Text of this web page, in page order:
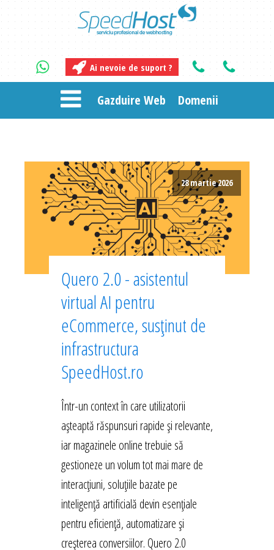
Ai nevoie de suport ?
Gazduire Web Domenii
28 martie 2026
Quero 2.0 - asistentul
virtual AI pentru
eCommerce, susținut de
infrastructura
SpeedHost.ro
Într-un context în care utilizatorii
așteaptă răspunsuri rapide și relevante,
iar magazinele online trebuie să
gestioneze un volum tot mai mare de
interacțiuni, soluțiile bazate pe
inteligență artificială devin esențiale
pentru eficiență, automatizare și
creșterea conversiilor. Quero 2.0